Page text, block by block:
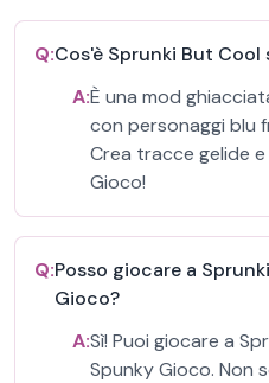
Q:Cos'è Sprunki But
A:È una mod
con personaggi blu
Crea tracce gelide
Gioco!
Q:Posso giocare a
Gioco?
A:Sì! Puoi giocare a
Spunky Gioco. Non